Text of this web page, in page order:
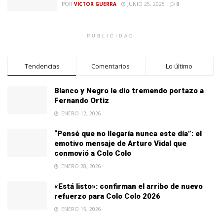
POR VICTOR GUERRA JUNIO 25, 2025 0
PUBLICIDAD
Tendencias Comentarios Lo último
Blanco y Negro le dio tremendo portazo a
Fernando Ortiz
ENERO 12, 2026
“Pensé que no llegaría nunca este día”: el
emotivo mensaje de Arturo Vidal que
conmovió a Colo Colo
ENERO 28, 2026
«Está listo»: confirman el arribo de nuevo
refuerzo para Colo Colo 2026
ENERO 15, 2026